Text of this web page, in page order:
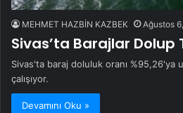
MEHMET HAZBİN KAZBEK Ağustos
Sivas’ta Barajlar Dolup
Sivas'ta baraj doluluk oranı %95,26'ya
çalışıyor.
Devamını Oku »